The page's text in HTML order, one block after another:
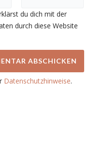
du dich mit der
durch diese Website
Datenschutzhinweise.